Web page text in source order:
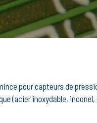
pour capteurs de
(acier inoxydable, inconel,